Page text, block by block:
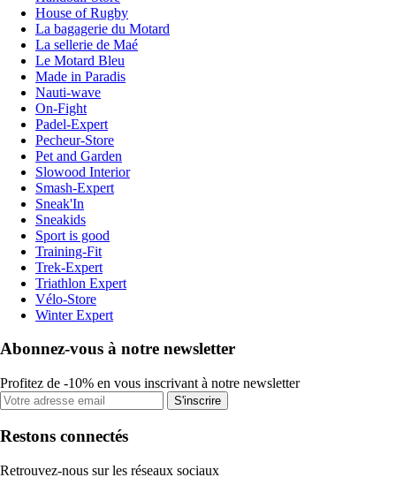
House of Rugby
La bagagerie du Motard
La sellerie de Maé
Le Motard Bleu
Made in Paradis
Nauti-wave
On-Fight
Padel-Expert
Pecheur-Store
Pet and Garden
Slowood Interior
Smash-Expert
Sneak'In
Sneakids
Sport is good
Training-Fit
Trek-Expert
Triathlon Expert
Vélo-Store
Winter Expert
Abonnez-vous à notre newsletter
Profitez de -10% en vous inscrivant à notre newsletter
S'inscrire
Restons connectés
Retrouvez-nous sur les réseaux sociaux